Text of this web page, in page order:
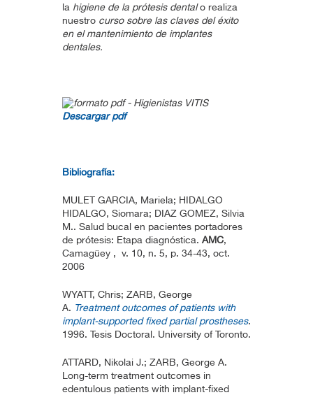
la higiene de la prótesis dentalo realiza
nuestro curso sobre las claves del éxito
en el mantenimiento de implantes
dentales.
Descargar pdf
Bibliografía:
MULET GARCIA, Mariela; HIDALGO
HIDALGO, Siomara; DIAZ GOMEZ, Silvia
M.. Salud bucal en pacientes portadores
de prótesis: Etapa diagnóstica. AMC,
Camagüey , v. 10, n. 5, p. 34-43, oct.
2006
WYATT, Chris; ZARB, George
A. Treatment outcomes of patients with
implant-supported fixed partial prostheses.
1996. Tesis Doctoral. University of Toronto.
ATTARD, Nikolai J.; ZARB, George A.
Long-term treatment outcomes in
edentulous patients with implant-fixed